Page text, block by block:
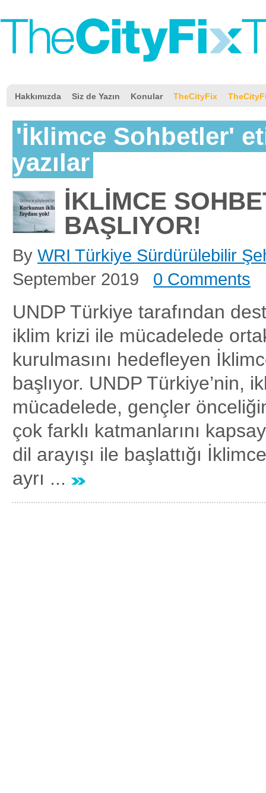
Hakkımızda Siz de Yazın Konular TheCityFix
'İklimce Sohbetler'
yazılar
İKLİMCE
BAŞLIYOR!
By WRI Türkiye Sürdürülebilir
September 2019
0 Comments
UNDP Türkiye tarafından
iklim krizi ile mücadelede
kurulmasını hedefleyen
başlıyor. UNDP Türkiye’nin,
mücadelede, gençler
çok farklı katmanlarını
dil arayışı ile başlattığı
ayrı ...